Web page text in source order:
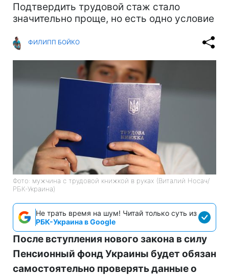
Подтвердить трудовой стаж стало
значительно проще, но есть одно условие
ФИЛИПП БОЙКО
Фото: мужчина с трудовой книжкой в руках (Виталий Носач/
РБК-Украина)
Не трать время на шум! Читай только суть из
РБК-Украина в Google
После вступления нового закона в силу
Пенсионный фонд Украины будет обязан
самостоятельно проверять данные о